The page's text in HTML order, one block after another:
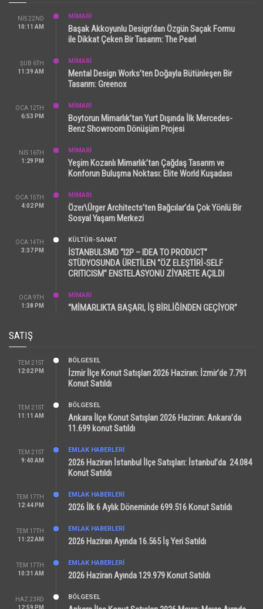
NIS 22ND
10:11 AM
MİMARİ
Başak Akkoyunlu Design’dan Özgün Saçak Formu
ile Dikkat Çeken Bir Tasarım: The Pearl
ŞUB 6TH
11:39 AM
MİMARİ
Mental Design Works’ten Doğayla Bütünleşen Bir
Tasarım: Greenox
OCA 12TH
6:53 PM
MİMARİ
Boytorun Mimarlık’tan Yurt Dışında İlk Mercedes-
Benz Showroom Dönüşüm Projesi
NIS 16TH
1:29 PM
MİMARİ
Yeşim Kozanlı Mimarlık’tan Çağdaş Tasarım ve
Konforun Buluşma Noktası: Elite World Kuşadası
OCA 15TH
4:02 PM
MİMARİ
Özer\Ürger Architects’ten Bağcılar’da Çok Yönlü Bir
Sosyal Yaşam Merkezi
OCA 14TH
3:37 PM
KÜLTÜR-SANAT
İSTANBULSMD “I2P – IDEA TO PRODUCT”
STÜDYOSUNDA ÜRETİLEN “ÖZ ELEŞTİRİ-SELF
CRITICISM” ENSTELASYONU ZİYARETE AÇILDI
OCA 9TH
1:38 PM
MİMARİ
“MİMARLIKTA BAŞARI, İŞ BİRLİĞİNDEN GEÇİYOR”
SATIŞ
TEM 21ST
12:02 PM
BÖLGESEL
İzmir İlçe Konut Satışları 2026 Haziran: İzmir’de 7.791
Konut Satıldı
TEM 21ST
11:11 AM
BÖLGESEL
Ankara İlçe Konut Satışları 2026 Haziran: Ankara’da
11.699 konut Satıldı
TEM 21ST
9:40 AM
EMLAK HABERLERI
2026 Haziran İstanbul İlçe Satışları: İstanbul’da 24.084
Konut Satıldı
TEM 17TH
12:44 PM
EMLAK HABERLERI
2026 İlk 6 Aylık Döneminde 699.516 Konut Satıldı
TEM 17TH
11:22 AM
EMLAK HABERLERI
2026 Haziran Ayında 16.565 İş Yeri Satıldı
TEM 17TH
10:31 AM
EMLAK HABERLERI
2026 Haziran Ayında 129.979 Konut Satıldı
HAZ 23RD
12:59 PM
BÖLGESEL